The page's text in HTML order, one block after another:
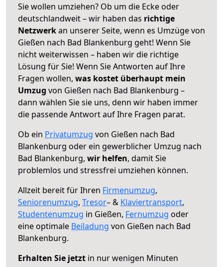
Sie wollen umziehen? Ob um die Ecke oder
deutschlandweit – wir haben das richtige
Netzwerkan unserer Seite, wenn es Umzüge von
Gießen nach Bad Blankenburg geht! Wenn Sie
nicht weiterwissen – haben wir die richtige
Lösung für Sie! Wenn Sie Antworten auf Ihre
Fragen wollen, was kostet überhaupt mein
Umzug von Gießen nach Bad Blankenburg –
dann wählen Sie sie uns, denn wir haben immer
die passende Antwort auf Ihre Fragen parat.
Ob ein Privatumzug von Gießen nach Bad
Blankenburg oder ein gewerblicher Umzug nach
Bad Blankenburg, wir helfen, damit Sie
problemlos und stressfrei umziehen können.
Allzeit bereit für Ihren Firmenumzug,
Seniorenumzug, Tresor– & Klaviertransport,
Studentenumzug in Gießen, Fernumzug oder
eine optimale Beiladung von Gießen nach Bad
Blankenburg.
Erhalten Sie jetzt in nur wenigen Minuten